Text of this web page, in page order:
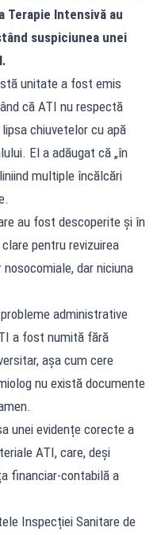
Terapie Intensivă au
suspiciunea unei
unitate a fost emis
că ATI nu respectă
chiuvetelor cu apă
El a adăugat că „în
multiple încălcări
au fost descoperite și în
pentru revizuirea
dar niciuna
administrative
a fost numită fără
așa cum cere
nu există documente
unei evidențe corecte a
ATI, care, deși
financiar-contabilă a
Inspecției Sanitare de